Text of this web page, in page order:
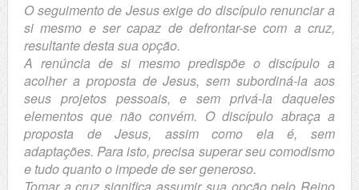
O seguimento de Jesus exige do discípulo renunciar a
si mesmo e ser capaz de defrontar-se com a cruz,
resultante desta sua opção.
A renúncia de si mesmo predispõe o discípulo a
acolher a proposta de Jesus, sem subordiná-la aos
seus projetos pessoais, e sem privá-la daqueles
elementos que não convém. O discípulo abraça a
proposta de Jesus, assim como ela é, sem
adaptações. Para isto, precisa superar seu comodismo
e tudo quanto o impede de ser generoso.